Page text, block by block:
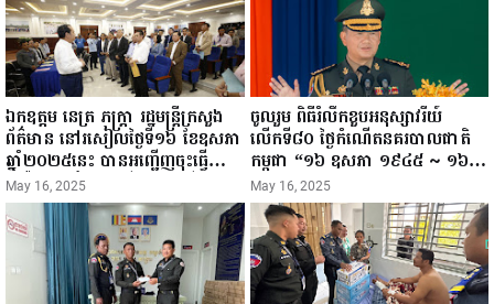
ឯកឧត្តម នេត្រ ភក្ត្រា រដ្ឋមន្ត្រីក្រសួង
ព័ត៌មាន នៅរសៀលថ្ងៃទី១៦ ខែឧសភា
ឆ្នាំ២០២៥នេះ បានអញ្ជើញចុះធ្វើ
ជំរឿនថ្នាក់ដឹកនាំមន្ត្រីរាជការស៉ីវិល នៃ
ក្រសួងព័ត៌មាន...
May 16, 2025
ចូលរួម ពិធីរំលឹកខួបអនុស្សាវរីយ៍
លើកទី៨០ ថ្ងៃកំណើតនគរបាលជាតិ
កម្ពុជា “១៦ ឧសភា ១៩៤៥ ~ ១៦
ឧសភា ២០២៥”...
May 16, 2025